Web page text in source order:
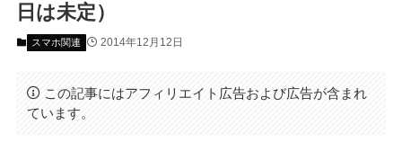
日は未定）
スマホ関連 2014年12月12日
この記事にはアフィリエイト広告および広告が含まれ
ています。